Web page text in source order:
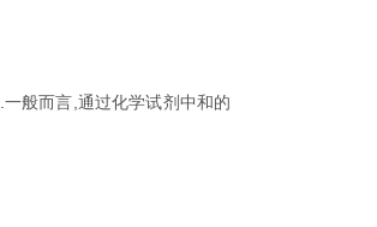
般而言,通过化学试剂中和的